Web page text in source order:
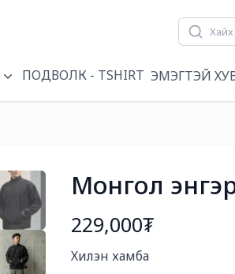
ПОДВОЛК - TSHIRT ЭМЭГТЭЙ
Монгол
229,000₮
Хилэн хамба